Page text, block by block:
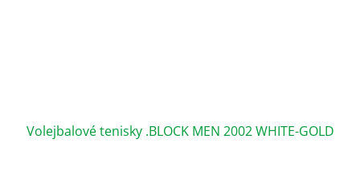
Volejbalové tenisky .BLOCK MEN 2002 WHITE-GOLD